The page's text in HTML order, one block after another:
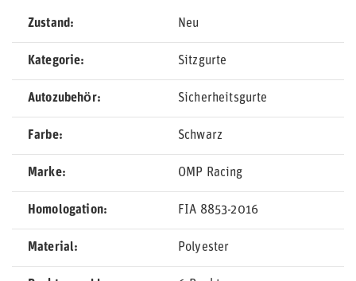
Zustand Neu
Kategorie Sitzgurte
Autozubehör Sicherheitsgurte
Farbe Schwarz
Marke OMP Racing
Homologation FIA 8853-2016
Material Polyester